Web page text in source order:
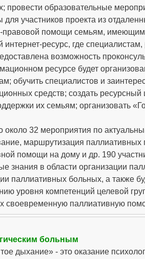
образовательные
участников проекта из
правовой помощи семьям,
ресурс, где
возможность
ресурсе будет
обучить специалистов и
средств; создать ресурсный
их семьям; организовать
около 32 мероприятия по
маршрутизация паллиативных
помощи на дому и др. 190
знания в области организации
паллиативных больных, а также
уровня компетенций целевой
своевременную паллиативную
больным
дыхание» - это оказание